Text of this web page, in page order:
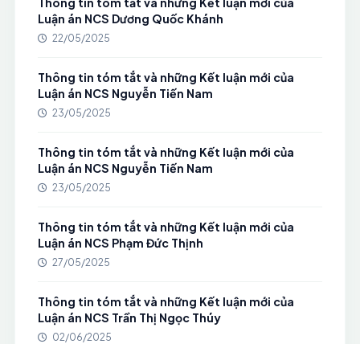
Luận án NCS Dương Quốc Khánh
22/05/2025
Thông tin tóm tắt và những Kết luận mới của
Luận án NCS Nguyễn Tiến Nam
23/05/2025
Thông tin tóm tắt và những Kết luận mới của
Luận án NCS Nguyễn Tiến Nam
23/05/2025
Thông tin tóm tắt và những Kết luận mới của
Luận án NCS Phạm Đức Thịnh
27/05/2025
Thông tin tóm tắt và những Kết luận mới của
Luận án NCS Trần Thị Ngọc Thúy
02/06/2025